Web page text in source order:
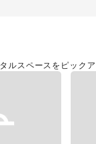
ルスペースをピックア